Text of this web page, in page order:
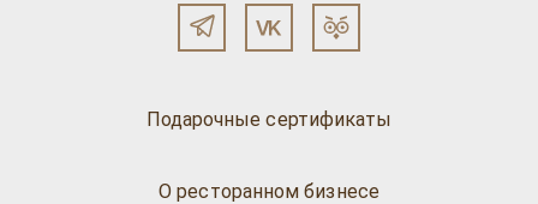
Подарочные сертификаты
О ресторанном бизнесе